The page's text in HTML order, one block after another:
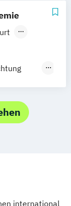
international